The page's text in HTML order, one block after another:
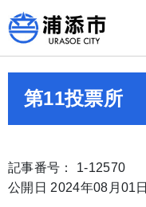
第11投票所
記事番号： 1-12570
公開日 2024年08月01日